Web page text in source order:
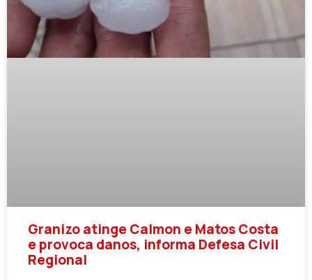
Granizo atinge Calmon e Matos Costa
e provoca danos, informa Defesa Civil
Regional